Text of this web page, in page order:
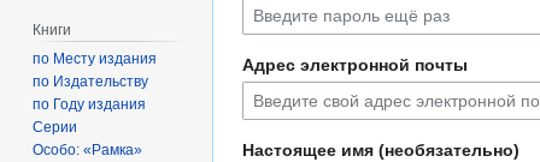
Адрес электронной почты
Настоящее имя (необязательно)
Книги
по Месту издания
по Издательству
по Году издания
Серии
Особо: «Рамка»